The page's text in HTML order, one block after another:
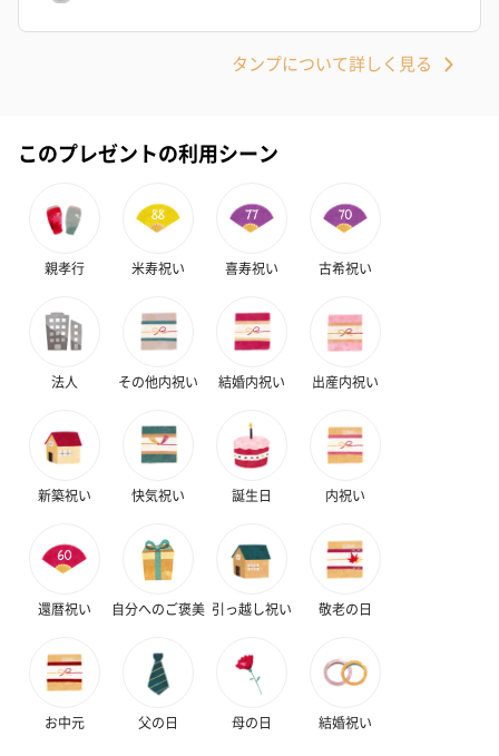
タンプについて詳しく見る
このプレゼントの利用シーン
親孝行 米寿祝い 喜寿祝い 古希祝い
法人 その他内祝い 結婚内祝い 出産内祝い
新築祝い 快気祝い 誕生日 内祝い
還暦祝い 自分へのご褒美 引っ越し祝い 敬老の日
お中元 父の日 母の日 結婚祝い